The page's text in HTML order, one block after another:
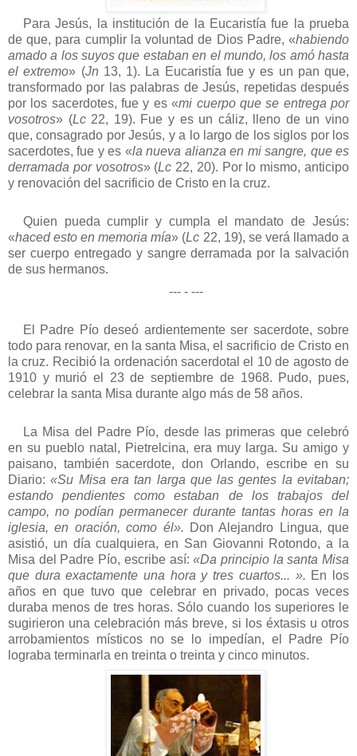
Para Jesús, la institución de la Eucaristía fue la prueba
de que, para cumplir la voluntad de Dios Padre, «habiendo
amado a los suyos que estaban en el mundo, los amó hasta
el extremo» (Jn 13, 1). La Eucaristía fue y es un pan que,
transformado por las palabras de Jesús, repetidas después
por los sacerdotes, fue y es «mi cuerpo que se entrega por
vosotros» (Lc22, 19). Fue y es un cáliz, lleno de un vino
que, consagrado por Jesús, y a lo largo de los siglos por los
sacerdotes, fue y es «la nueva alianza en mi sangre, que es
derramada por vosotros» (Lc 22, 20). Por lo mismo, anticipo
y renovación del sacrificio de Cristo en la cruz.
Quien pueda cumplir y cumpla el mandato de Jesús:
«haced esto en memoria mía» (Lc 22, 19), se verá llamado a
ser cuerpo entregado y sangre derramada por la salvación
de sus hermanos.
--- - ---
El Padre Pío deseó ardientemente ser sacerdote, sobre
todo para renovar, en la santa Misa, el sacrificio de Cristo en
la cruz. Recibió la ordenación sacerdotal el 10 de agosto de
1910 y murió el 23 de septiembre de 1968. Pudo, pues,
celebrar la santa Misa durante algo más de 58 años.
La Misa del Padre Pío, desde las primeras que celebró
en su pueblo natal, Pietrelcina, era muy larga. Su amigo y
paisano, también sacerdote, don Orlando, escribe en su
Diario:«Su Misa era tan larga que las gentes la evitaban;
estando pendientes como estaban de los trabajos del
campo, no podían permanecer durante tantas horas en la
iglesia, en oración, como él». Don Alejandro Lingua, que
asistió, un día cualquiera, en San Giovanni Rotondo, a la
Misa del Padre Pío, escribe así:«Da principio la santa Misa
que dura exactamente una hora y tres cuartos... ». En los
años en que tuvo que celebrar en privado, pocas veces
duraba menos de tres horas. Sólo cuando los superiores le
sugirieron una celebración más breve, si los éxtasis u otros
arrobamientos místicos no se lo impedían, el Padre Pío
lograba terminarla en treinta o treinta y cinco minutos.